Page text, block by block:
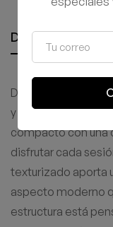
Descripción
Diseñada para
y un estilo
compacto con una
disfrutar cada
texturizado aporta
aspecto moderno
estructura está